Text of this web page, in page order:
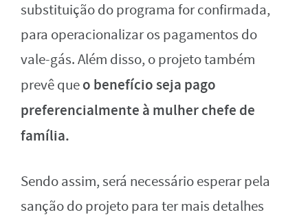
substituição do programa for confirmada,
para operacionalizar os pagamentos do
vale-gás. Além disso, o projeto também
prevê queo benefício seja pago
preferencialmente à mulher chefe de
família.
Sendo assim, será necessário esperar pela
sanção do projeto para ter mais detalhes